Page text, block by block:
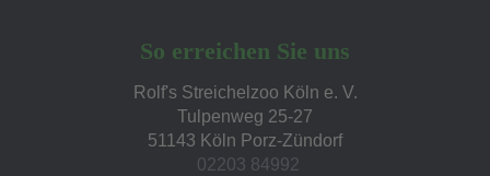
So erreichen Sie uns
Rolf's Streichelzoo Köln e. V.
Tulpenweg 25-27
51143 Köln Porz-Zündorf
02203 84992